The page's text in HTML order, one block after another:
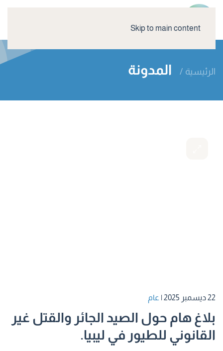
Skip to main content
الرئيسية المدونة
22 ديسمبر 2025 | عام
بلاغ هام حول الصيد الجائر والقتل غير
القانوني للطيور في ليبيا.